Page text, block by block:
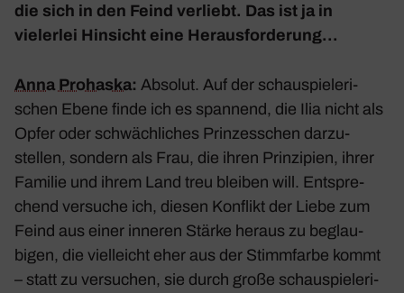
die sich in den Feind verliebt. Das ist ja in
vielerlei Hinsicht eine Heraus­for­de­rung…
Anna Prohaska: Absolut. Auf der schau­spie­le­ri­
schen Ebene finde ich es span­nend, die Ilia nicht als
Opfer oder schwäch­li­ches Prin­zes­schen darzu­
stellen, sondern als Frau, die ihren Prin­zi­pien, ihrer
Familie und ihrem Land treu bleiben will. Entspre­
chend versuche ich, diesen Konflikt der Liebe zum
Feind aus einer inneren Stärke heraus zu beglau­
bigen, die viel­leicht eher aus der Stimm­farbe kommt
– statt zu versu­chen, sie durch große schau­spie­le­ri­